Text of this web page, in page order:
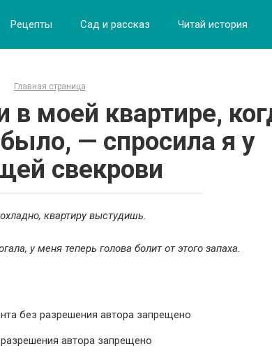
Рецепты Сад и рассказ Читай история
Главная страница
моей квартире,
— спросила я у
свекрови
квартиру выстудишь.
у меня теперь голова болит от этого запаха.
автора запрещено